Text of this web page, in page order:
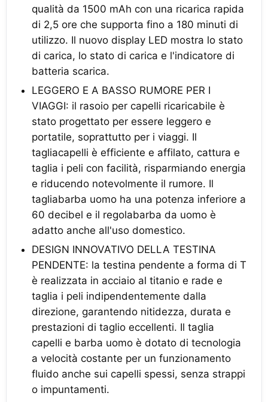
qualità da 1500 mAh con una ricarica rapida
di 2,5 ore che supporta fino a 180 minuti di
utilizzo. Il nuovo display LED mostra lo stato
di carica, lo stato di carica e l'indicatore di
batteria scarica.
LEGGERO E A BASSO RUMORE PER I
VIAGGI: il rasoio per capelli ricaricabile è
stato progettato per essere leggero e
portatile, soprattutto per i viaggi. Il
tagliacapelli è efficiente e affilato, cattura e
taglia i peli con facilità, risparmiando energia
e riducendo notevolmente il rumore. Il
tagliabarba uomo ha una potenza inferiore a
60 decibel e il regolabarba da uomo è
adatto anche all'uso domestico.
DESIGN INNOVATIVO DELLA TESTINA
PENDENTE: la testina pendente a forma di T
è realizzata in acciaio al titanio e rade e
taglia i peli indipendentemente dalla
direzione, garantendo nitidezza, durata e
prestazioni di taglio eccellenti. Il taglia
capelli e barba uomo è dotato di tecnologia
a velocità costante per un funzionamento
fluido anche sui capelli spessi, senza strappi
o impuntamenti.